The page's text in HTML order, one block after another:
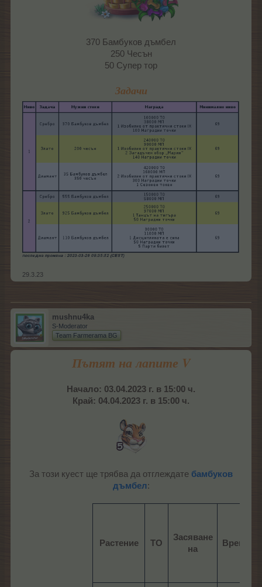
370 Бамбуков дъмбел
250 Чесън
50 Супер тор
Задачи
29.3.23
mushnu4ka
S-Moderator
Team Farmerama BG
Пътят на лапите V
Начало: 03.04.2023 г. в 15:00 ч.
Край: 04.04.2023 г. в 15:00 ч.
За този куест ще трябва да отглеждате бамбуков
дъмбел:​
Растение ТО
Засяване
на
Време